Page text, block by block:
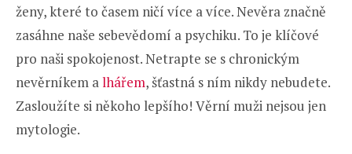
ženy, které to časem ničí více a více. Nevěra značně
zasáhne naše sebevědomí a psychiku. To je klíčové
pro naši spokojenost. Netrapte se s chronickým
nevěrníkem alhářem, šťastná s ním nikdy nebudete.
Zasloužíte si někoho lepšího! Věrní muži nejsou jen
mytologie.